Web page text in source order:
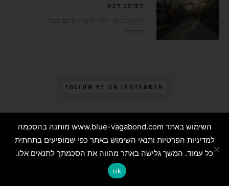
הפוסט הבא
קורונה ביפן - איך נראית קיוטו בצל
הוירוס?
FOLLOW ME ON INSTAGRAM
שמרו על קשר
השימוש באתר www.blue-vagabond.com מותנה בהסכמה
למדיניות הפרטיות ותנאי השימוש באתר כפי שמופיעים בתחתית
כל עמוד. המשך גלישה באתר מהווה את הסכמתך לתנאים אלו.
ok